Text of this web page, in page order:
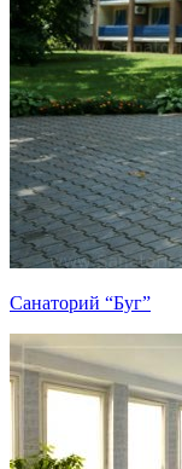
Санаторий “Буг”